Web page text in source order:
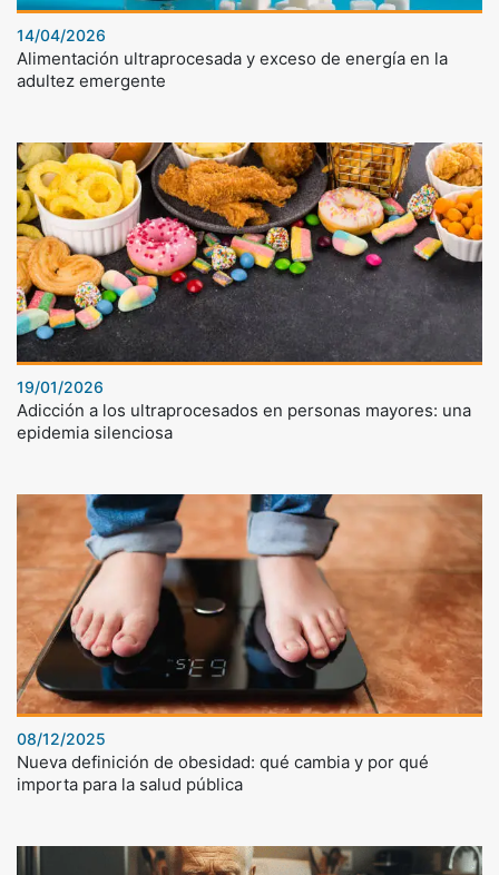
14/04/2026
Alimentación ultraprocesada y exceso de energía en la
adultez emergente
19/01/2026
Adicción a los ultraprocesados en personas mayores: una
epidemia silenciosa
08/12/2025
Nueva definición de obesidad: qué cambia y por qué
importa para la salud pública